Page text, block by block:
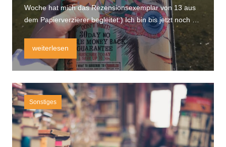
Woche hat mich das Rezensionsexemplar von 13 aus
dem Papierverzierer begleitet:) Ich bin bis jetzt noch …
„Mein magisches Wochenende und #Leselaunen“
weiterlesen
Sonstiges
SEITENLEISTE